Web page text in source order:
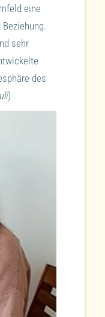
eine
sehr
des
)